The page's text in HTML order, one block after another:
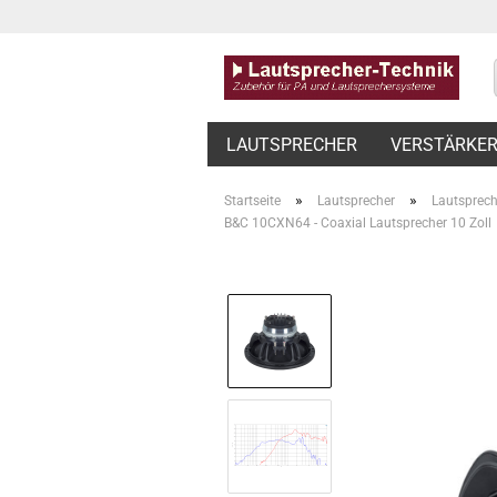
LAUTSPRECHER VERSTÄRKER
Startseite » Lautsprecher »
B&C 10CXN64 - Coaxial Lautsprecher 10 Zoll